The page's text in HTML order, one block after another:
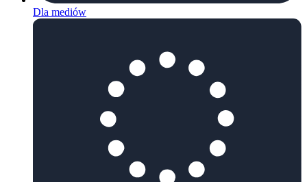
Dla mediów